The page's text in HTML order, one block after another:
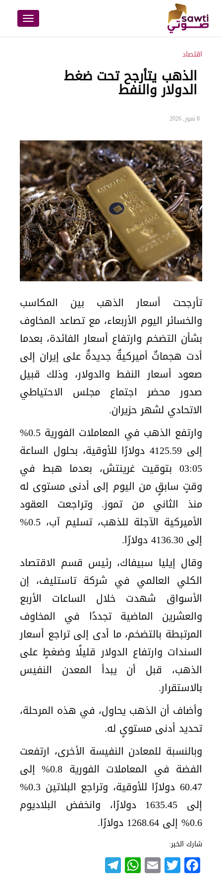
Toggle
navigation
اقتصاد
الذهب يتأرجح تحت ضغط
الدولار والنفط
8 تموز, 2026
تأرجحت أسعار الذهب بين المكاسب
والخسائر اليوم الأربعاء، مع تصاعد المخاوف
بشأن التضخم وارتفاع أسعار الفائدة، بعدما
أدت هجماتٌ أميركيةٌ جديدةٌ على إيران إلى
صعود أسعار النفط والدولار، وذلك قبيل
صدور محضر اجتماع مجلس الاحتياطي
الاتحادي لشهر حزيران.
وارتفع الذهب في المعاملات الفورية 0.5%
إلى 4125.59 دولارًا للأوقية، بحلول الساعة
03:05 بتوقيت غرينتش، بعدما هبط في
وقتٍ سابقٍ من اليوم إلى أدنى مستوى له
منذ الثاني من تموز. وتراجعت العقود
الأميركية الآجلة للذهب، تسليم آب، 0.5%
إلى 4136.30 دولارًا.
وقال إيليا سبيفاك، رئيس قسم الاقتصاد
الكلي العالمي في شركة تاستليف، إن
الأسواق شهدت خلال الساعات الأربع
والعشرين الماضية تجددًا في المخاوف
المرتبطة بالتضخم، ما أدى إلى تراجع أسعار
السندات وارتفاع الدولار قليلًا وضغطٍ على
الذهب، قبل أن يبدأ المعدن النفيس
بالاستقرار.
وأضاف أن الذهب يحاول، في هذه المرحلة،
تحديد أدنى مستوىٍ له.
وبالنسبة للمعادن النفيسة الأخرى، ارتفعت
الفضة في المعاملات الفورية 0.8% إلى
60.47 دولارًا للأوقية، وتراجع البلاتين 0.3%
إلى 1635.45 دولارًا، وانخفض البلاديوم
0.6% إلى 1268.64 دولارًا.
شارك الخبر:
Facebook
Twitter
Email
WhatsApp